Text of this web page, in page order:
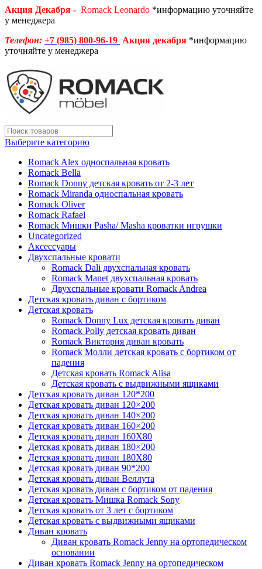
Акция Декабря - Romack Leonardo *информацию уточняйте
у менеджера
Телефон: +7 (985) 800-96-19 Акция декабря *информацию
уточняйте у менеджера
Выберите категорию
Romack Alex односпальная кровать
Romack Bella
Romack Donny детская кровать от 2-3 лет
Romack Miranda односпальная кровать
Romack Oliver
Romack Rafael
Romack Мишки Pasha/ Masha кроватки игрушки
Uncategorized
Аксессуары
Двухспальные кровати
Romack Dali двухспальная кровать
Romack Manet двухспальная кровать
Двухспальные кровати Romack Andrea
Детcкая кровать диван с бортиком
Детская кровать
Romack Donny Lux детская кровать диван
Romack Polly детская кровать диван
Romack Виктория диван кровать
Romack Молли детская кровать с бортиком от
падения
Детская кровать Romack Alisa
Детская кровать с выдвижными ящиками
Детская кровать диван 120*200
Детская кровать диван 120×200
Детская кровать диван 140×200
Детская кровать диван 160×200
Детская кровать диван 160Х80
Детская кровать диван 180×200
Детская кровать диван 180Х80
Детская кровать диван 90*200
Детская кровать диван Веллута
Детская кровать диван с бортиком от падения
Детская кровать Мишка Romack Sony
Детская кровать от 3 лет с бортиком
Детская кровать с выдвижными ящиками
Диван кровать
Диван кровать Romack Jenny на ортопедическом
основании
Диван кровать Romack Jenny на ортопедическом